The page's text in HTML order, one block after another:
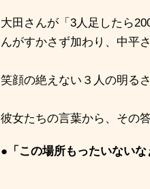
大田さんが「3人足したら
んがすかさず加わり、中平
笑顔の絶えない３人の明る
彼女たちの言葉から、その
●「この場所もったいないな